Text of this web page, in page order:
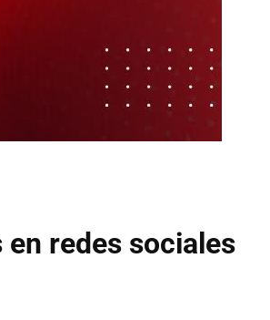
en redes sociales